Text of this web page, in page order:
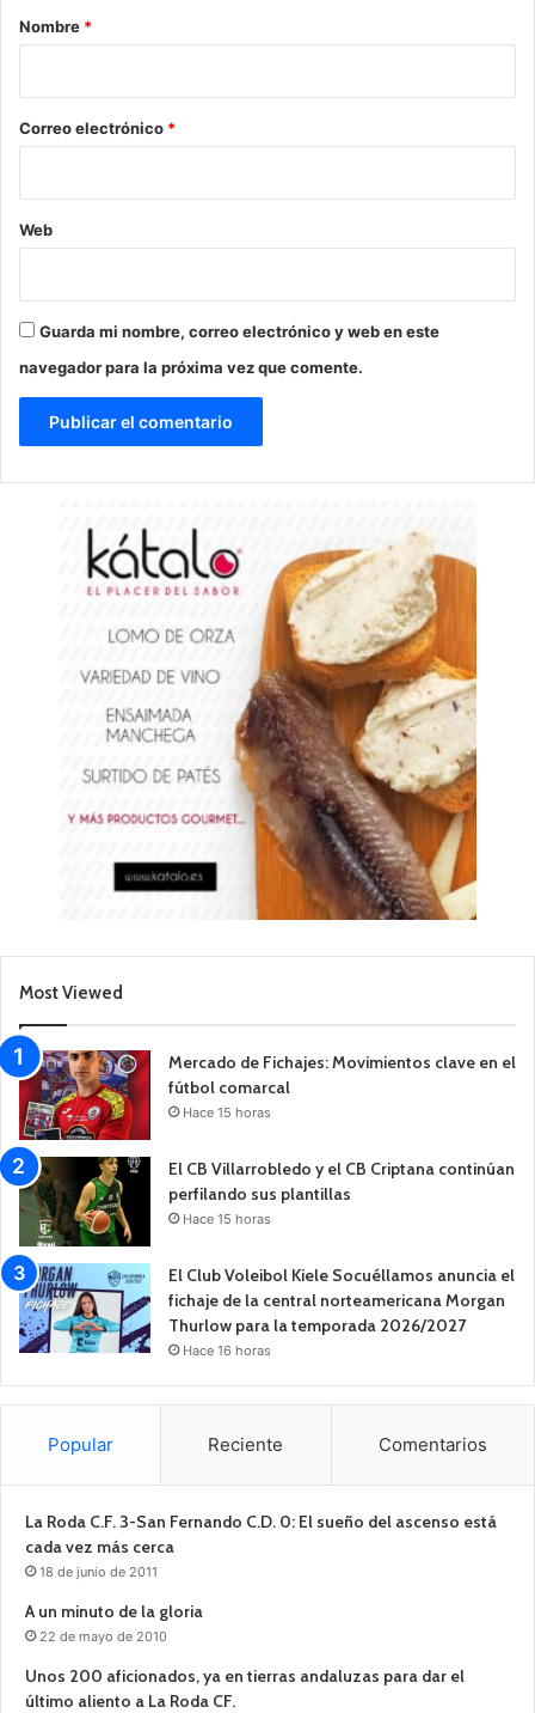
r
*
Nombre *
Correo electrónico *
Web
Guarda mi nombre, correo electrónico y web en este
navegador para la próxima vez que comente.
Most Viewed
Mercado de Fichajes: Movimientos clave en el
fútbol comarcal
Hace 15 horas
El CB Villarrobledo y el CB Criptana continúan
perfilando sus plantillas
Hace 15 horas
El Club Voleibol Kiele Socuéllamos anuncia el
fichaje de la central norteamericana Morgan
Thurlow para la temporada 2026/2027
Hace 16 horas
Popular Reciente Comentarios
La Roda C.F. 3-San Fernando C.D. 0: El sueño del ascenso está
cada vez más cerca
18 de junio de 2011
A un minuto de la gloria
22 de mayo de 2010
Unos 200 aficionados, ya en tierras andaluzas para dar el
último aliento a La Roda CF.